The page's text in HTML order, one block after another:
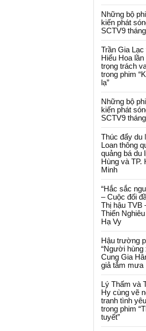
Những bộ
kiến phát
SCTV9
Trần Gia Lạc
Hiểu Hoa lần
trọng trách
trong phim
lạ”
Những bộ
kiến phát
SCTV9
Thúc đẩy du
Loan thông
quảng bá du
Hùng và TP.
Minh
“Hắc sắc
– Cuộc đối
Thị hậu TVB
Thiến
Hạ Vy
Hậu trường
“Người hùng
Cung Gia
giả tắm mưa
Lý Thấm và
Hy cùng vẽ
tranh tình
trong phim
tuyết”